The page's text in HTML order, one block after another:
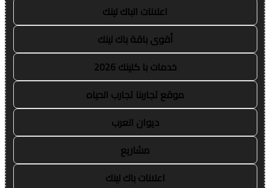
اعلانات الباك لينك
أقوى باقة باك لينك
خدمات با كلينك 2026
موقع تجاربنا تجارب الحياه
ديوان العرب
مشاريع
اعلانات باك لينك